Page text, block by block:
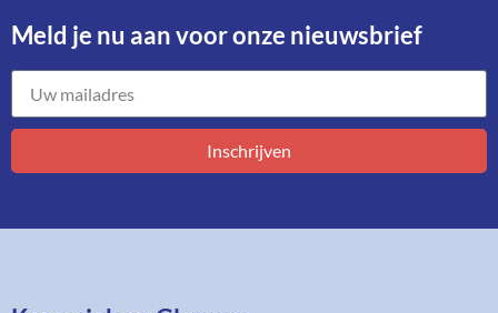
Meld je nu aan voor onze nieuwsbrief​
Inschrijven